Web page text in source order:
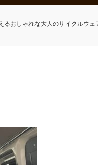
おしゃれな大人のサイクルウ